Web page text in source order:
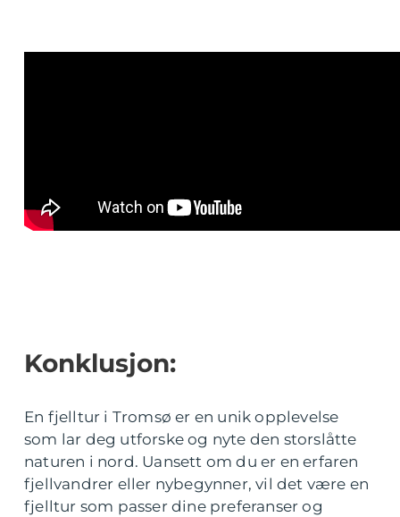
Konklusjon:
En fjelltur i Tromsø er en unik opplevelse
som lar deg utforske og nyte den storslåtte
naturen i nord. Uansett om du er en erfaren
fjellvandrer eller nybegynner, vil det være en
fjelltur som passer dine preferanser og